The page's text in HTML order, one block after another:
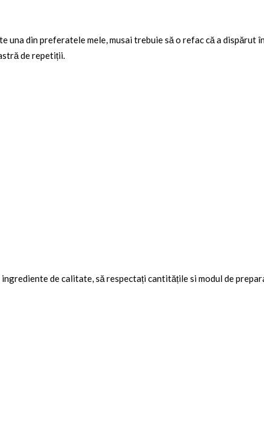
una din preferatele mele, musai trebuie să o refac că a dispărut
de repetiții.
de calitate, să respectați cantitățile si modul de